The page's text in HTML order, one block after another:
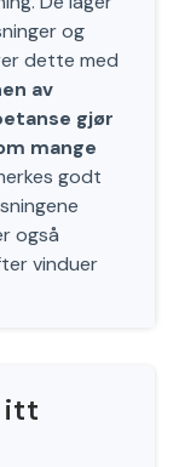
og
dette med
av
gjør
mange
godt
også
vinduer